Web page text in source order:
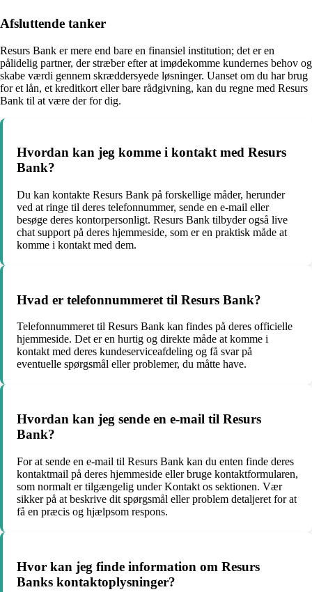
Afsluttende tanker
Resurs Bank er mere end bare en finansiel institution; det er en
pålidelig partner, der stræber efter at imødekomme kundernes behov og
skabe værdi gennem skræddersyede løsninger. Uanset om du har brug
for et lån, et kreditkort eller bare rådgivning, kan du regne med Resurs
Bank til at være der for dig.
Hvordan kan jeg komme i kontakt med Resurs
Bank?
Du kan kontakte Resurs Bank på forskellige måder, herunder
ved at ringe til deres telefonnummer, sende en e-mail eller
besøge deres kontorpersonligt. Resurs Bank tilbyder også live
chat support på deres hjemmeside, som er en praktisk måde at
komme i kontakt med dem.
Hvad er telefonnummeret til Resurs Bank?
Telefonnummeret til Resurs Bank kan findes på deres officielle
hjemmeside. Det er en hurtig og direkte måde at komme i
kontakt med deres kundeserviceafdeling og få svar på
eventuelle spørgsmål eller problemer, du måtte have.
Hvordan kan jeg sende en e-mail til Resurs
Bank?
For at sende en e-mail til Resurs Bank kan du enten finde deres
kontaktmail på deres hjemmeside eller bruge kontaktformularen,
som normalt er tilgængelig under Kontakt os sektionen. Vær
sikker på at beskrive dit spørgsmål eller problem detaljeret for at
få en præcis og hjælpsom respons.
Hvor kan jeg finde information om Resurs
Banks kontaktoplysninger?